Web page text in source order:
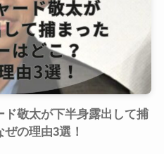
ド敬太が下半身露出して捕
の理由3選！